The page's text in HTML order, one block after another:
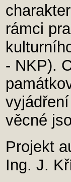
rámci
- NKP).
věcné
Projekt
Ing. J.